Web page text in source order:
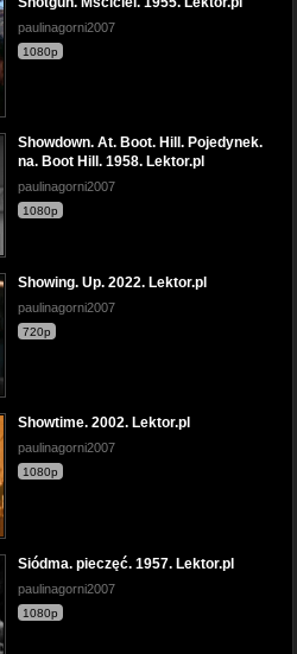
paulinagorni2007
1080p
Showdown. At. Boot. Hill. Pojedynek.
na. Boot Hill. 1958. Lektor.pl
paulinagorni2007
1080p
Showing. Up. 2022. Lektor.pl
paulinagorni2007
720p
Showtime. 2002. Lektor.pl
paulinagorni2007
1080p
Siódma. pieczęć. 1957. Lektor.pl
paulinagorni2007
1080p